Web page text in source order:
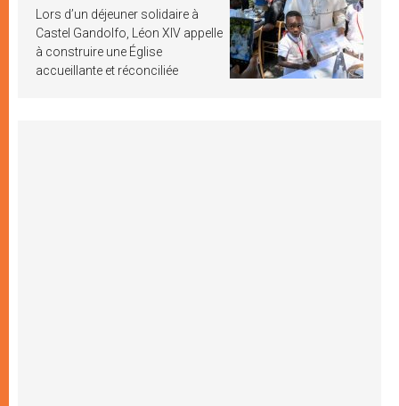
Lors d’un déjeuner solidaire à
Castel Gandolfo, Léon XIV appelle
à construire une Église
accueillante et réconciliée